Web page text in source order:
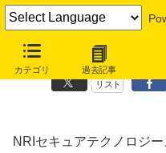
カテゴリ 過去記事
企業システムの44％は内部から
リスト
NRIセキュアテクノロジー